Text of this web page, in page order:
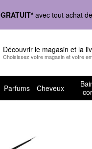
GRATUIT* avec tout achat
Découvrir le magasin et la
Choisissez votre magasin et votre
Parfums Cheveux